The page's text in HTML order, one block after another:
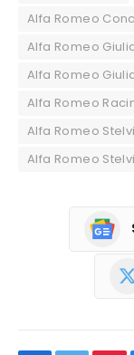
Alfa Romeo
Alfa Romeo
Alfa Romeo
Alfa Romeo
Alfa Romeo
Alfa Romeo